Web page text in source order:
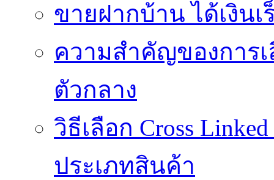
ขายฝากบ้าน ได้เงิน
ความสำคัญของการ
ตัวกลาง
วิธีเลือก Cross
ประเภทสินค้า